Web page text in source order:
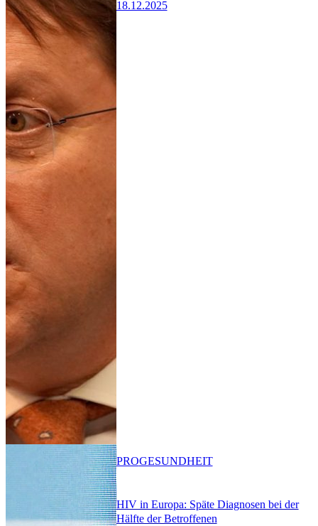
18.12.2025
HIV in Europa: Späte Diagnosen bei der
Hälfte der Betroffenen
PROGESUNDHEIT